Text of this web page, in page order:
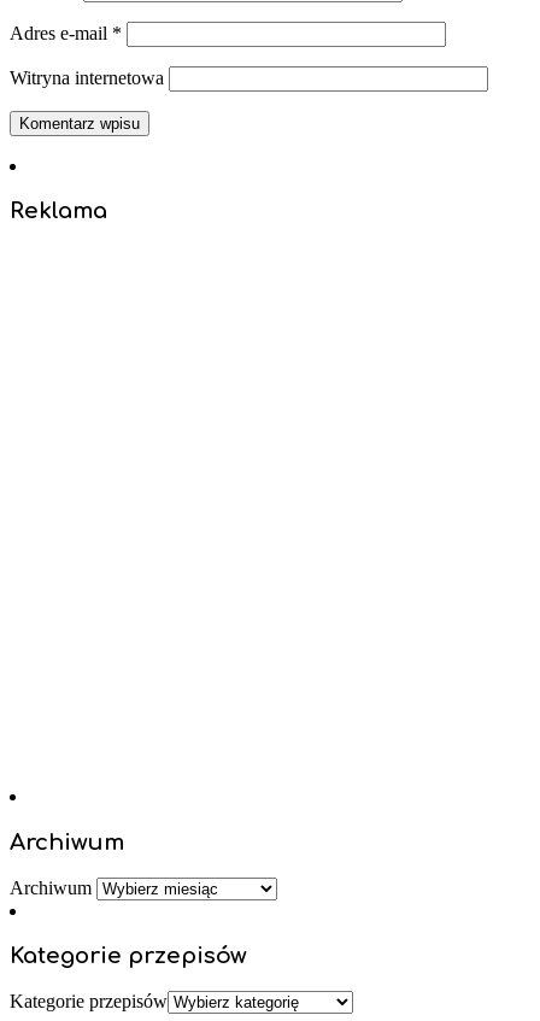
Adres e-mail *
Witryna internetowa
Reklama
Archiwum
Archiwum
Kategorie przepisów
Kategorie przepisów